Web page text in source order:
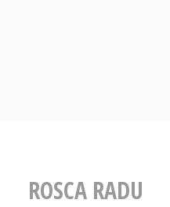
ROSCA RADU